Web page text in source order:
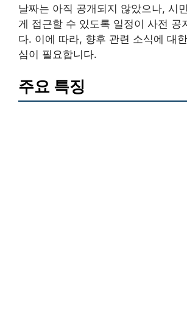
날짜는 아직 공개되지 않았으나, 시
게 접근할 수 있도록 일정이 사전 공
다. 이에 따라, 향후 관련 소식에 대
심이 필요합니다.
주요 특징